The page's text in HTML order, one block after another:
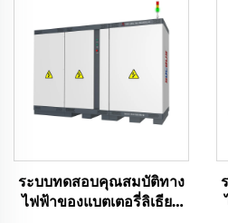
ระบบทดสอบคุณสมบัติทาง
ไฟฟ้าของแบตเตอรี่ลิเธียม